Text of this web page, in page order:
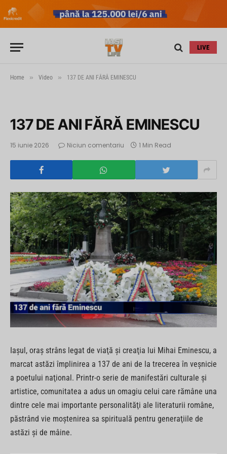
LIVE
Home » Video » 137 DE ANI FĂRĂ EMINESCU
137 DE ANI FĂRĂ EMINESCU
15 iunie 2026 Niciun comentariu 1 Min Read
Iaşul, oraş strâns legat de viaţă şi creaţia lui Mihai Eminescu, a
marcat astăzi împlinirea a 137 de ani de la trecerea în veşnicie
a poetului naţional. Printr-o serie de manifestări culturale şi
artistice, comunitatea a adus un omagiu celui care rămâne una
dintre cele mai importante personalităţi ale literaturii române,
păstrând vie moştenirea sa spirituală pentru generaţiile de
astăzi şi de mâine.